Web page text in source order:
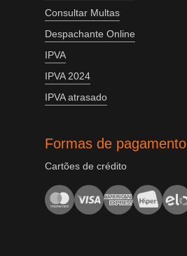
Consultar Multas
Despachante Online
IPVA
IPVA 2024
IPVA atrasado
Formas de pagamento
Cartões de crédito